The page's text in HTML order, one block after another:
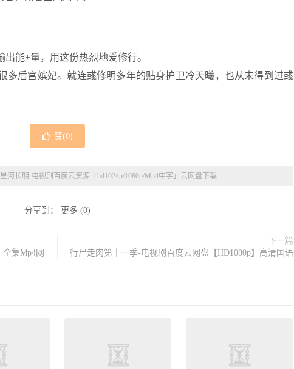
能+量，用这份热烈地爱修行。
多后宫嫔妃。就连彧修明多年的贴身护卫冷天曦，也从未得到过彧
赞(0)
星河长明-电视剧百度云资源「bd1024p/1080p/Mp4中字」云网盘下载
分享到： 更多 (0)
集Mp4网
下一篇
行尸走肉第十一季-电视剧百度云网盘【HD1080p】高清国语